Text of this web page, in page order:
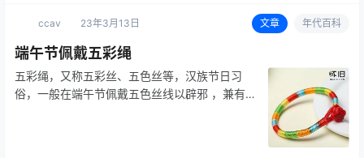
ccav 23年3月13日 文章 年代百科
端午节佩戴五彩绳
五彩绳，又称五彩丝、五色丝等，汉族节日习
俗，一般在端午节佩戴五色丝线以辟邪 ，兼有